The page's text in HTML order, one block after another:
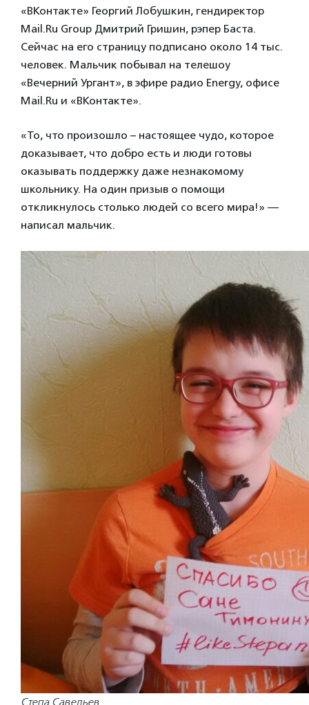
«ВКонтакте» Георгий Лобушкин, гендиректор
Mail.Ru Group Дмитрий Гришин, рэпер Баста.
Сейчас на его страницу подписано около 14 тыс.
человек. Мальчик побывал на телешоу
«Вечерний Ургант», в эфире радио Energy, офисе
Mail.Ru и «ВКонтакте».
«То, что произошло – настоящее чудо, которое
доказывает, что добро есть и люди готовы
оказывать поддержку даже незнакомому
школьнику. На один призыв о помощи
откликнулось столько людей со всего мира!» —
написал мальчик.
Степа Савельев